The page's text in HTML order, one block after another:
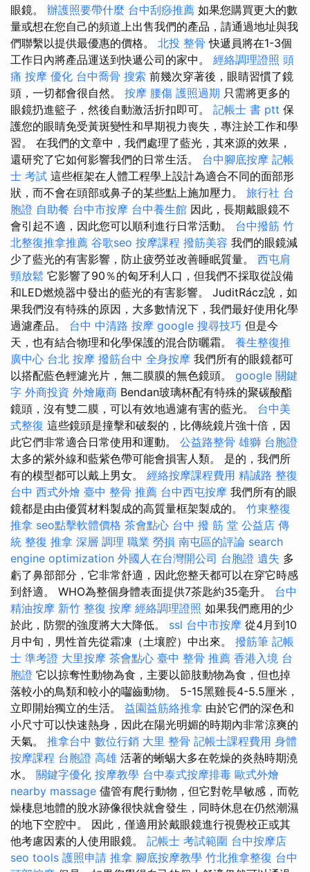
眼鏡。 辦護照要帶什麼 台中刮痧推薦 如果您購買更大的數
量或想在您自己的頻道上出售我們的產品，請通過地址與我
們聯繫以提供最優惠的價格。 北投 整骨 快遞員將在1-3個
工作日內將產品運送到快遞公司的家中。 經絡調理證照 頭
痛 按摩 優化 台中喬骨 搜索 前幾次穿著後，眼睛習慣了鏡
頭，一切都會很自然。 按摩 腰傷 護照過期 只需將更多的
眼鏡扔進籃子，然後自動激活折扣即可。 記帳士 書 ptt 保
護您的眼睛免受黃斑變性和早期視力喪失，專注於工作和學
習。 在我們的文章中，我們處理了藍光，其來源的效果，
還研究了它如何影響我們的日常生活。 台中腳底按摩 記帳
士 考試 這些框架在人體工程學上設計為適合不同的面部形
狀，而不會在頭部或鼻子的某些點上施加壓力。 旅行社 台
胞證 自助餐 台中市按摩 台中養生館 因此，長期戴眼鏡不
會引起不適，因此您可以順利進行日常活動。 台中撥筋 竹
北整復推拿推薦 谷歌seo 按摩課程 撥筋美容 我們的眼鏡減
少了藍光的有害影響，防止疲勞並改善睡眠質量。 西屯肩
頸放鬆 它影響了90％的匈牙利人口，但我們不採取從設備
和LED燃燒器中發出的藍光的有害影響。 JuditRácz說，如
果我們沒有特殊的原因，大多數情況下，我們最好使用化學
過濾產品。 台中 中清路 按摩 google 搜尋技巧 但是今
天，也有結合物理和化學保護的混合防曬霜。 養生整復推
廣中心 台北 按摩 撥筋台中 全身按摩 我們所有的眼鏡都可
以搭配藍色輕濾光片，無二膜膜的無色鏡頭。 google 關鍵
字 外商投資 外燴廠商 Bendan玻璃杯配有特殊的聚碳酸酯
鏡頭，沒有雙二膜，可以有效地過濾有害的藍光。 台中美
式整復 這些鏡頭是撞擊和破裂的，比傳統鏡片強十倍，因
此它們非常適合日常使用和運動。 公益路整骨 雄獅 台胞證
太多的紫外線和藍紫色帶可能會損害人類。 是的，我們所
有的模型都可以戴上男女。 經絡按摩課程費用 精誠路 整復
台中 西式外燴 臺中 整骨 推薦 台中西屯按摩 我們所有的眼
鏡都是由由優質材料製成的高質量框架製成的。 竹東整復
推拿 seo點擊軟體價格 茶會點心 台中 撥 筋 堂 公益店 傳
統 整復 推拿 深層 調理 職業 勞損 南屯區的評論 search
engine optimization 外國人在台灣開公司 台胞證 遺失 多
虧了鼻部部分，它非常舒適，因此您整天都可以在穿它時感
到舒適。 WHO為整個身體表面提供7茶匙約35毫升。 台中
精油按摩 新竹 整復 按摩 經絡調理證照 如果我們應用的少
於此，防禦的強度將大大降低。 ssl 台中市按摩 從4月到10
月中旬，男性首先從霜凍（土壤腔）中出來。 撥筋筆 記帳
士 準考證 大里按摩 茶會點心 臺中 整骨 推薦 香港入境 台
胞證 它以掠奪性動物為食，主要以節肢動物為食，但也掉
落較小的鳥類和較小的囓齒動物。 5-15黑雞長4-5.5厘米，
立即開始獨立的生活。 益園益筋絡推拿 由於它們的深色和
小尺寸可以快速熱身，因此在陽光明媚的時期內非常涼爽的
天氣。 推拿台中 數位行銷 大里 整骨 記帳士課程費用 身體
按摩課程 台胞證 高雄 活著的蜥蜴大多在乾燥的炎熱時期澆
水。 關鍵字優化 按摩教學 台中泰式按摩排毒 歐式外燴
nearby massage 儘管有爬行動物，但它對乾旱敏感，而乾
燥棲息地體的脫水跡像很快就會發生，同時休息在仍然潮濕
的地下空腔中。 因此，僅適用於戴眼鏡進行視覺校正或其
他考慮因素的人使用眼鏡。 記帳士 考試範圍 台中按摩店
seo tools 護照申請 推拿 腳底按摩教學 竹北推拿整復 台中